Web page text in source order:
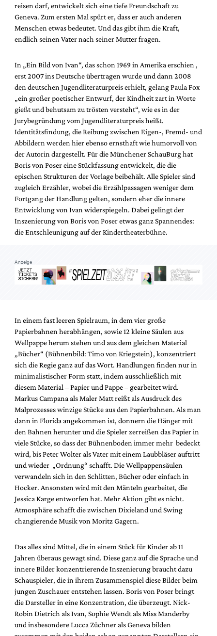
Suche
reisen darf, entwickelt sich eine tiefe Freundschaft zu
Geneva. Zum ersten Mal spürt er, dass er auch anderen
Menschen etwas bedeutet. Und das gibt ihm die Kraft,
endlich seinen Vater nach seiner Mutter fragen.
In „Ein Bild von Ivan“, das schon 1969 in Amerika erschien ,
erst 2007 ins Deutsche übertragen wurde und dann 2008
den deutschen Jugendliteraturpreis erhielt, gelang Paula Fox
„ein großer poetischer Entwurf, der Kindheit zart in Worte
gießt und behutsam zu trösten versteht“, wie es in der
Jurybegründung vom Jugendliteraturpreis heißt.
Identitätsfindung, die Reibung zwischen Eigen-, Fremd- und
Abbildern werden hier ebenso ernsthaft wie humorvoll von
der Autorin dargestellt. Für die Münchener SchauBurg hat
Boris von Poser eine Stückfassung entwickelt, die die
epischen Strukturen der Vorlage beibehält. Alle Spieler sind
zugleich Erzähler, wobei die Erzählpassagen weniger dem
Fortgang der Handlung gelten, sondern eher die innere
Entwicklung von Ivan widerspiegeln. Dabei gelingt der
Inszenierung von Boris von Poser etwas ganz Spannendes:
die Entschleunigung auf der Kindertheaterbühne.
Anzeige
In einem fast leeren Spielraum, in dem vier große
Papierbahnen herabhängen, sowie 12 kleine Säulen aus
Wellpappe herum stehen und aus dem gleichen Material
„Bücher“ (Bühnenbild: Timo von Kriegstein), konzentriert
sich die Regie ganz auf das Wort. Handlungen finden nur in
minimalistischer Form statt, indem ausschließlich mit
diesem Material – Papier und Pappe – gearbeitet wird.
Markus Campana als Maler Matt reißt als Ausdruck des
Malprozesses winzige Stücke aus den Papierbahnen. Als man
dann in Florida angekommen ist, donnern die Hänger mit
den Bahnen herunter und die Spieler zerreißen das Papier in
viele Stücke, so dass der Bühnenboden immer mehr bedeckt
wird, bis Peter Wolter als Vater mit einem Laubbläser auftritt
und wieder „Ordnung“ schafft. Die Wellpappensäulen
verwandeln sich in den Schlitten, Bücher oder einfach in
Hocker. Ansonsten wird mit den Mänteln gearbeitet, die
Jessica Karge entworfen hat. Mehr Aktion gibt es nicht.
Atmosphäre schafft die zwischen Dixieland und Swing
changierende Musik von Moritz Gagern.
Das alles sind Mittel, die in einem Stück für Kinder ab 11
Jahren überaus gewagt sind. Diese ganz auf die Sprache und
innere Bilder konzentrierende Inszenierung braucht dazu
Schauspieler, die in ihrem Zusammenspiel diese Bilder beim
jungen Zuschauer entstehen lassen. Boris von Poser bringt
die Darsteller in eine Konzentration, die überzeugt. Nick-
Robin Dietrich als Ivan, Sophie Wendt als Miss Manderby
und insbesondere Lucca Züchner als Geneva bilden